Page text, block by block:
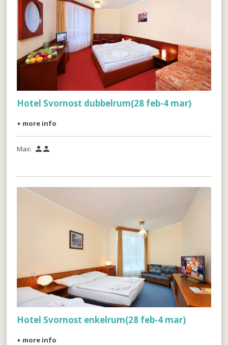
Hotel Svornost dubbelrum(28 feb-4 mar)
+ more info
Max: 
Hotel Svornost enkelrum(28 feb-4 mar)
+ more info